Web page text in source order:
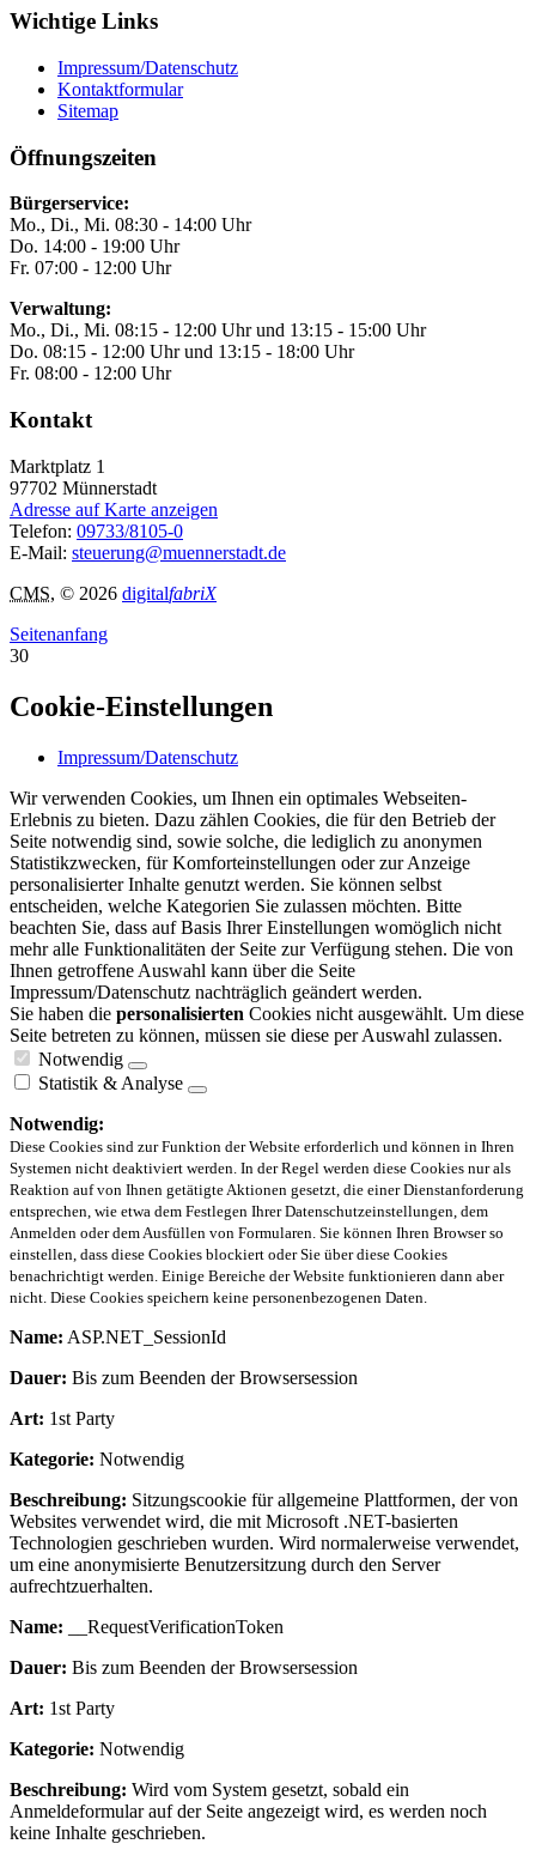
Wichtige Links
Impressum/Datenschutz
Kontaktformular
Sitemap
Öffnungszeiten
Bürgerservice:
Mo., Di., Mi. 08:30 - 14:00 Uhr
Do. 14:00 - 19:00 Uhr
Fr. 07:00 - 12:00 Uhr
Verwaltung:
Mo., Di., Mi. 08:15 - 12:00 Uhr und 13:15 - 15:00 Uhr
Do. 08:15 - 12:00 Uhr und 13:15 - 18:00 Uhr
Fr. 08:00 - 12:00 Uhr
Kontakt
Marktplatz 1
97702 Münnerstadt
Adresse auf Karte anzeigen
Telefon: 09733/8105-0
E-Mail: steuerung@muennerstadt.de
CMS, © 2026 digitalfabriX
Seitenanfang
30
Cookie-Einstellungen
Impressum/Datenschutz
Wir verwenden Cookies, um Ihnen ein optimales Webseiten-
Erlebnis zu bieten. Dazu zählen Cookies, die für den Betrieb der
Seite notwendig sind, sowie solche, die lediglich zu anonymen
Statistikzwecken, für Komforteinstellungen oder zur Anzeige
personalisierter Inhalte genutzt werden. Sie können selbst
entscheiden, welche Kategorien Sie zulassen möchten. Bitte
beachten Sie, dass auf Basis Ihrer Einstellungen womöglich nicht
mehr alle Funktionalitäten der Seite zur Verfügung stehen. Die von
Ihnen getroffene Auswahl kann über die Seite
Impressum/Datenschutz nachträglich geändert werden.
Sie haben die personalisierten Cookies nicht ausgewählt. Um diese
Seite betreten zu können, müssen sie diese per Auswahl zulassen.
Notwendig
Statistik & Analyse
Notwendig:
Diese Cookies sind zur Funktion der Website erforderlich und können in Ihren
Systemen nicht deaktiviert werden. In der Regel werden diese Cookies nur als
Reaktion auf von Ihnen getätigte Aktionen gesetzt, die einer Dienstanforderung
entsprechen, wie etwa dem Festlegen Ihrer Datenschutzeinstellungen, dem
Anmelden oder dem Ausfüllen von Formularen. Sie können Ihren Browser so
einstellen, dass diese Cookies blockiert oder Sie über diese Cookies
benachrichtigt werden. Einige Bereiche der Website funktionieren dann aber
nicht. Diese Cookies speichern keine personenbezogenen Daten.
Name: ASP.NET_SessionId
Dauer: Bis zum Beenden der Browsersession
Art: 1st Party
Kategorie: Notwendig
Beschreibung: Sitzungscookie für allgemeine Plattformen, der von
Websites verwendet wird, die mit Microsoft .NET-basierten
Technologien geschrieben wurden. Wird normalerweise verwendet,
um eine anonymisierte Benutzersitzung durch den Server
aufrechtzuerhalten.
Name: __RequestVerificationToken
Dauer: Bis zum Beenden der Browsersession
Art: 1st Party
Kategorie: Notwendig
Beschreibung: Wird vom System gesetzt, sobald ein
Anmeldeformular auf der Seite angezeigt wird, es werden noch
keine Inhalte geschrieben.